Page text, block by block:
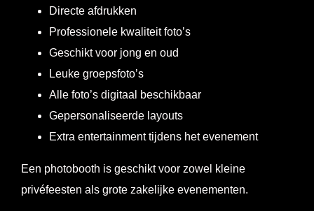
Directe afdrukken
Professionele kwaliteit foto’s
Geschikt voor jong en oud
Leuke groepsfoto’s
Alle foto’s digitaal beschikbaar
Gepersonaliseerde layouts
Extra entertainment tijdens het evenement
Een photobooth is geschikt voor zowel kleine
privéfeesten als grote zakelijke evenementen.